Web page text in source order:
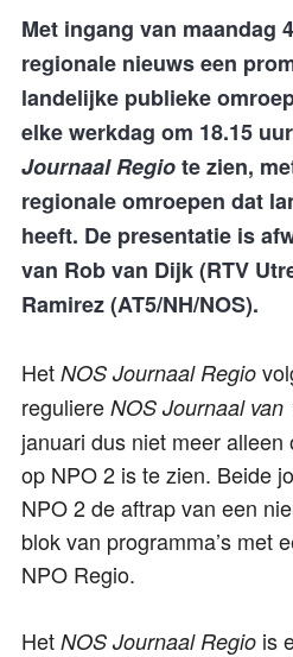
Met ingang van maandag
regionale nieuws een
landelijke publieke
elke werkdag om 18.15
Journaal Regiote zien,
regionale omroepen dat
heeft. De presentatie is
van Rob van Dijk (RTV
Ramirez (AT5/NH/NOS).
Het NOS Journaal Regio
reguliere NOS Journaal van
januari dus niet meer
op NPO 2 is te zien. Beide
NPO 2 de aftrap van een
blok van programma’s met
NPO Regio.
Het NOS Journaal Regio is